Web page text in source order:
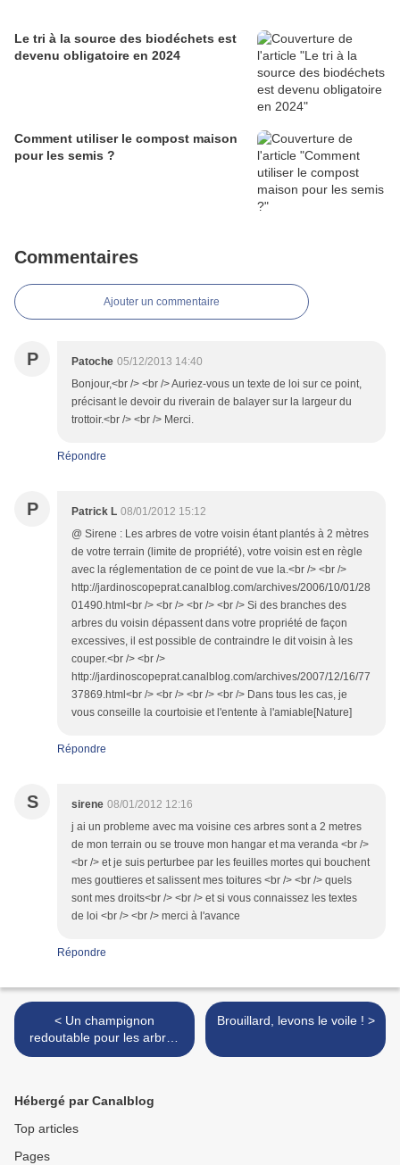
Le tri à la source des biodéchets est
devenu obligatoire en 2024
Comment utiliser le compost maison
pour les semis ?
Commentaires
Ajouter un commentaire
P Patoche 05/12/2013 14:40
Bonjour,<br /> <br /> Auriez-vous un texte de loi sur ce point,
précisant le devoir du riverain de balayer sur la largeur du
trottoir.<br /> <br /> Merci.
Répondre
P Patrick L 08/01/2012 15:12
@ Sirene : Les arbres de votre voisin étant plantés à 2 mètres
de votre terrain (limite de propriété), votre voisin est en règle
avec la réglementation de ce point de vue la.<br /> <br />
http://jardinoscopeprat.canalblog.com/archives/2006/10/01/28
01490.html<br /> <br /> <br /> <br /> Si des branches des
arbres du voisin dépassent dans votre propriété de façon
excessives, il est possible de contraindre le dit voisin à les
couper.<br /> <br />
http://jardinoscopeprat.canalblog.com/archives/2007/12/16/77
37869.html<br /> <br /> <br /> <br /> Dans tous les cas, je
vous conseille la courtoisie et l'entente à l'amiable[Nature]
Répondre
S sirene 08/01/2012 12:16
j ai un probleme avec ma voisine ces arbres sont a 2 metres
de mon terrain ou se trouve mon hangar et ma veranda <br />
<br /> et je suis perturbee par les feuilles mortes qui bouchent
mes gouttieres et salissent mes toitures <br /> <br /> quels
sont mes droits<br /> <br /> et si vous connaissez les textes
de loi <br /> <br /> merci à l'avance
Répondre
< Un champignon
redoutable pour les arbres
à noyau ou à pépins
Brouillard, levons le voile ! >
Hébergé par Canalblog
Top articles
Pages